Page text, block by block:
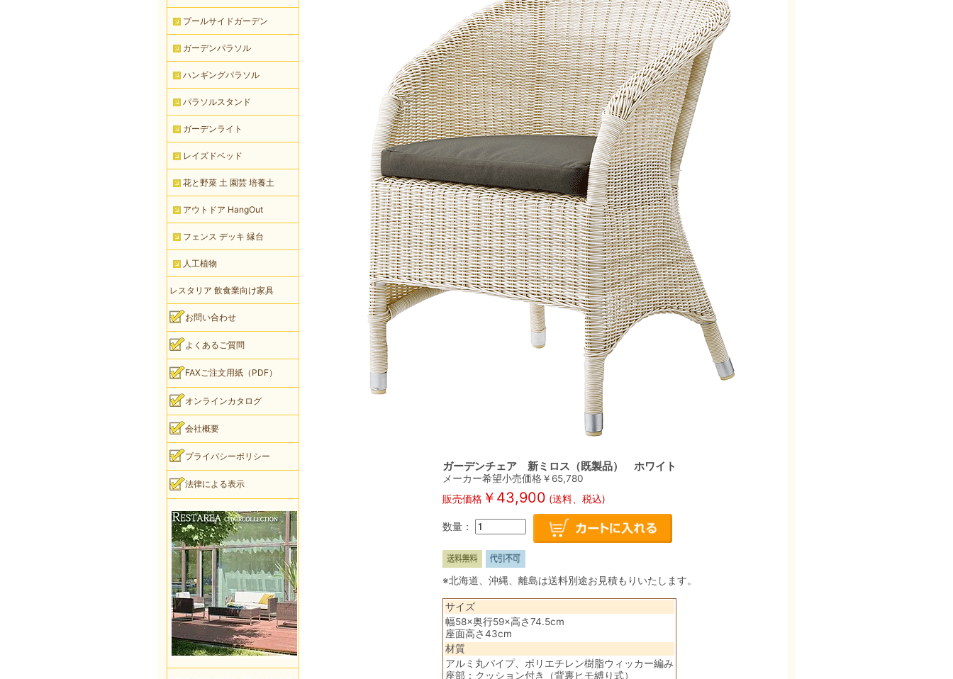
ガーデンチェア 新ミロス（既製品） ホワイト
メーカー希望小売価格￥ 65,780
販売価格￥ 43,900 (送料、税込)
数量：
※北海道、沖縄、離島は送料別途お見積もりいたします。
サイズ
幅58×奥行59×高さ74.5cm
座面高さ43cm
材質
アルミ丸パイプ、ポリエチレン樹脂ウィッカー編み
座部：クッション付き（背裏ヒモ縛り式）
プールサイドガーデン
ガーデンパラソル
ハンギングパラソル
パラソルスタンド
ガーデンライト
レイズドベッド
花と野菜 土 園芸 培養土
アウトドア HangOut
フェンス デッキ 縁台
人工植物
レスタリア 飲食業向け家具
お問い合わせ
よくあるご質問
FAXご注文用紙（PDF）
オンラインカタログ
会社概要
プライバシーポリシー
法律による表示